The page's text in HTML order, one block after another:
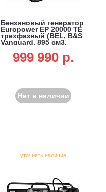
Бензиновый генератор
Europower EP 20000 ТЕ
трехфазный (BEL, B&S
Vanguard, 895 см3,
электростарт, 213 кг)
999 990 p.
Нет в наличии
уточнять наличие